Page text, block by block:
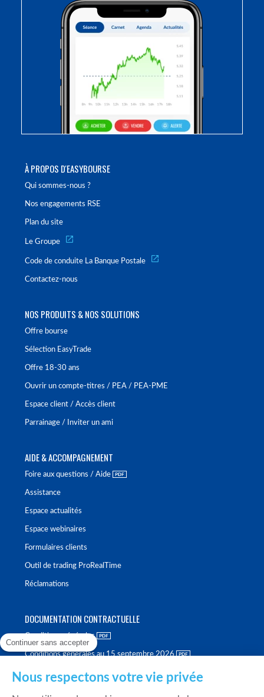
À PROPOS D'EASYBOURSE
Qui sommes-nous ?
Nos engagements RSE
Plan du site
Le Groupe
Code de conduite La Banque Postale
Contactez-nous
NOS PRODUITS & NOS SOLUTIONS
Offre bourse
Sélection EasyTrade
Offre 18-30 ans
Ouvrir un compte-titres / PEA / PEA-PME
Espace client / Accès client
Parrainage / Inviter un ami
AIDE & ACCOMPAGNEMENT
Foire aux questions / Aide
Assistance
Espace actualités
Espace webinaires
Formulaires clients
Outil de trading ProRealTime
Réclamations
DOCUMENTATION CONTRACTUELLE
Conditions générales
Conditions générales au 15 septembre 2026
Continuer sans accepter
Nous respectons votre vie privée